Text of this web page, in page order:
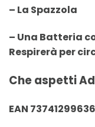
– La Spazzola
– Una Batteria
Respirerà per
Che aspetti
EAN